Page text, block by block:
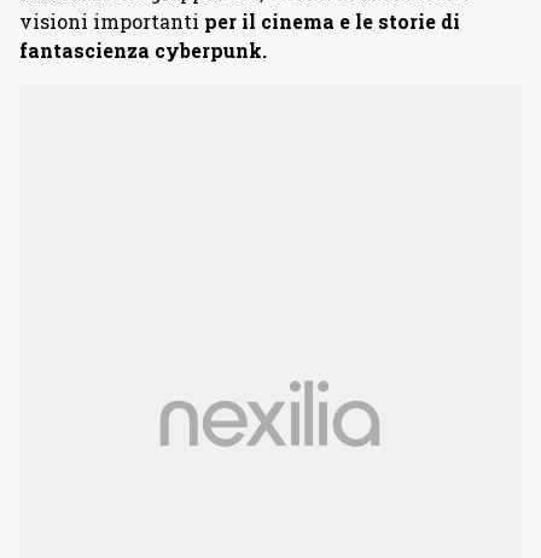
visioni importanti per il cinema e le storie di
fantascienza cyberpunk.